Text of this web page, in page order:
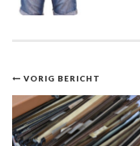
Bericht
navigatie
VORIG BERICHT